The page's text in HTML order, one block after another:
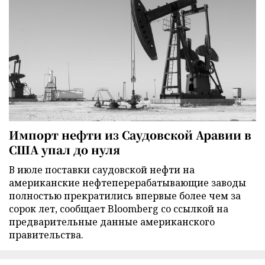
Импорт нефти из Саудовской Аравии в
США упал до нуля
В июле поставки саудовской нефти на
американские нефтеперерабатывающие заводы
полностью прекратились впервые более чем за
сорок лет, сообщает Bloomberg со ссылкой на
предварительные данные американского
правительства.